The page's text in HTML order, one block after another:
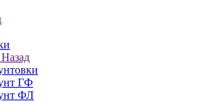
Назад
ГФ
ФЛ